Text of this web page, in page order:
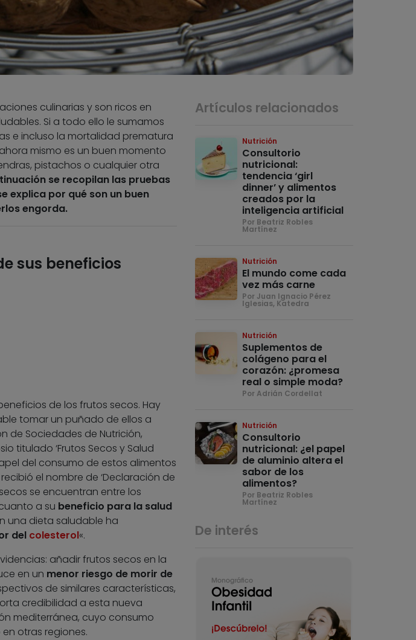
culinarias y son ricos en
Si a todo ello le sumamos
e incluso la mortalidad prematura
mismo es un buen momento
pistachos o cualquier otra
se recopilan las pruebas
explica por qué son un buen
engorda.
sus beneficios
de los frutos secos. Hay
tomar un puñado de ellos a
de Sociedades de Nutrición,
titulado ‘Frutos Secos y Salud
del consumo de estos alimentos
el nombre de ‘Declaración de
se encuentran entre los
a su beneficio para la salud
una dieta saludable ha
del colesterol«.
añadir frutos secos en la
en un menor riesgo de morir de
de similares características,
credibilidad a esta nueva
mediterránea, cuyo consumo
otras regiones.
Artículos relacionados
Nutrición
Consultorio
nutricional:
tendencia ‘girl
dinner’ y alimentos
creados por la
inteligencia artificial
Por Beatriz Robles
Martínez
Nutrición
El mundo come cada
vez más carne
Por Juan Ignacio Pérez
Iglesias, Katedra
Nutrición
Suplementos de
colágeno para el
corazón: ¿promesa
real o simple moda?
Por Adrián Cordellat
Nutrición
Consultorio
nutricional: ¿el papel
de aluminio altera el
sabor de los
alimentos?
Por Beatriz Robles
Martínez
De interés